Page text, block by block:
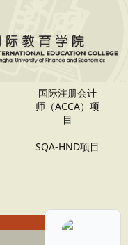
国际注册会计
师（ACCA）项
目
SQA-HND项目